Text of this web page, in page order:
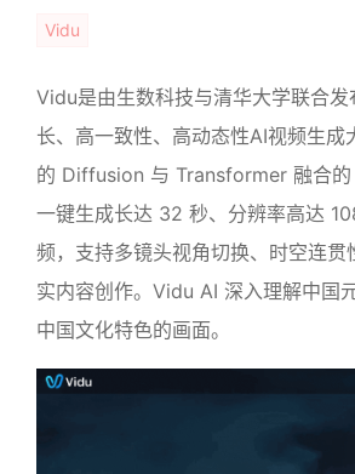
Vidu
Vidu是由生数科技与清华大学联合
长、高一致性、高动态性AI视频生成
的 Diffusion 与 Transformer 融合
一键生成长达 32 秒、分辨率高达
频，支持多镜头视角切换、时空连贯
实内容创作。Vidu AI 深入理解中国
中国文化特色的画面。